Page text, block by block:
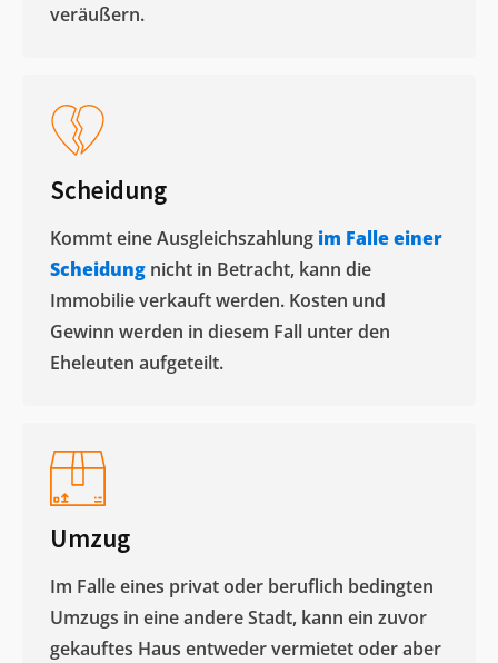
veräußern. ​
Scheidung
Kommt eine Ausgleichszahlung im Falle einer
Scheidung nicht in Betracht, kann die
Immobilie verkauft werden. Kosten und
Gewinn werden in diesem Fall unter den
Eheleuten aufgeteilt.​
Umzug
Im Falle eines privat oder beruflich bedingten
Umzugs in eine andere Stadt, kann ein zuvor
gekauftes Haus entweder vermietet oder aber